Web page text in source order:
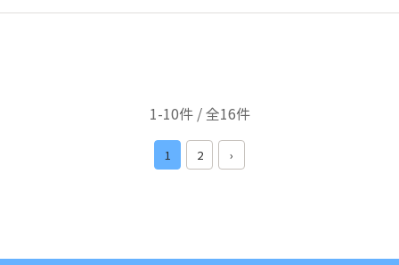
1-10件 / 全16件
1 2 ›